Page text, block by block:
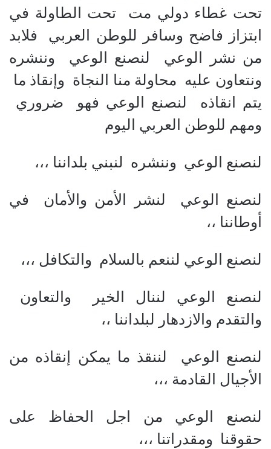
تحت غطاء دولي مت تحت الطاولة في
ابتزاز فاضح وسافر للوطن العربي فلابد
من نشر الوعي لنصنع الوعي وننشره
ونتعاون عليه محاولة منا النجاة وإنقاذ ما
يتم انقاذه لنصنع الوعي فهو ضروري
ومهم للوطن العربي اليوم
لنصنع الوعي وننشره لنبني بلداننا ،،،
لنصنع الوعي لنشر الأمن والأمان في
أوطاننا ،،
لنصنع الوعي لننعم بالسلام والتكافل ،،،
لنصنع الوعي لننال الخير والتعاون
والتقدم والازدهار لبلداننا ،،
لنصنع الوعي لننقذ ما يمكن إنقاذه من
الأجيال القادمة ،،،
لنصنع الوعي من اجل الحفاظ على
حقوقنا ومقدراتنا ،،،